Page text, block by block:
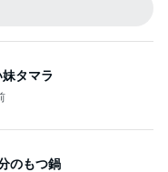
タマラ
のもつ鍋